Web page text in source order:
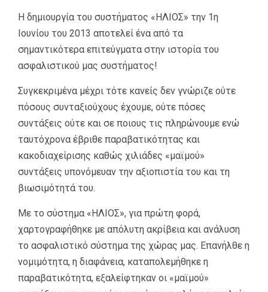
Η δημιουργία του συστήματος «ΗΛΙΟΣ» την 1η
Ιουνίου του 2013 αποτελεί ένα από τα
σημαντικότερα επιτεύγματα στην ιστορία του
ασφαλιστικού μας συστήματος!
Συγκεκριμένα μέχρι τότε κανείς δεν γνώριζε ούτε
πόσους συνταξιούχους έχουμε, ούτε πόσες
συντάξεις ούτε και σε ποιους τις πληρώνουμε ενώ
ταυτόχρονα έβριθε παραβατικότητας και
κακοδιαχείρισης καθώς χιλιάδες «μαϊμού»
συντάξεις υπονόμευαν την αξιοπιστία του και τη
βιωσιμότητά του.
Με το σύστημα «ΗΛΙΟΣ», για πρώτη φορά,
χαρτογραφήθηκε με απόλυτη ακρίβεια και ανάλυση
το ασφαλιστικό σύστημα της χώρας μας. Επανήλθε η
νομιμότητα, η διαφάνεια, καταπολεμήθηκε η
παραβατικότητα, εξαλείφτηκαν οι «μαϊμού»